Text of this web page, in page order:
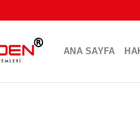
ANA SAYFA